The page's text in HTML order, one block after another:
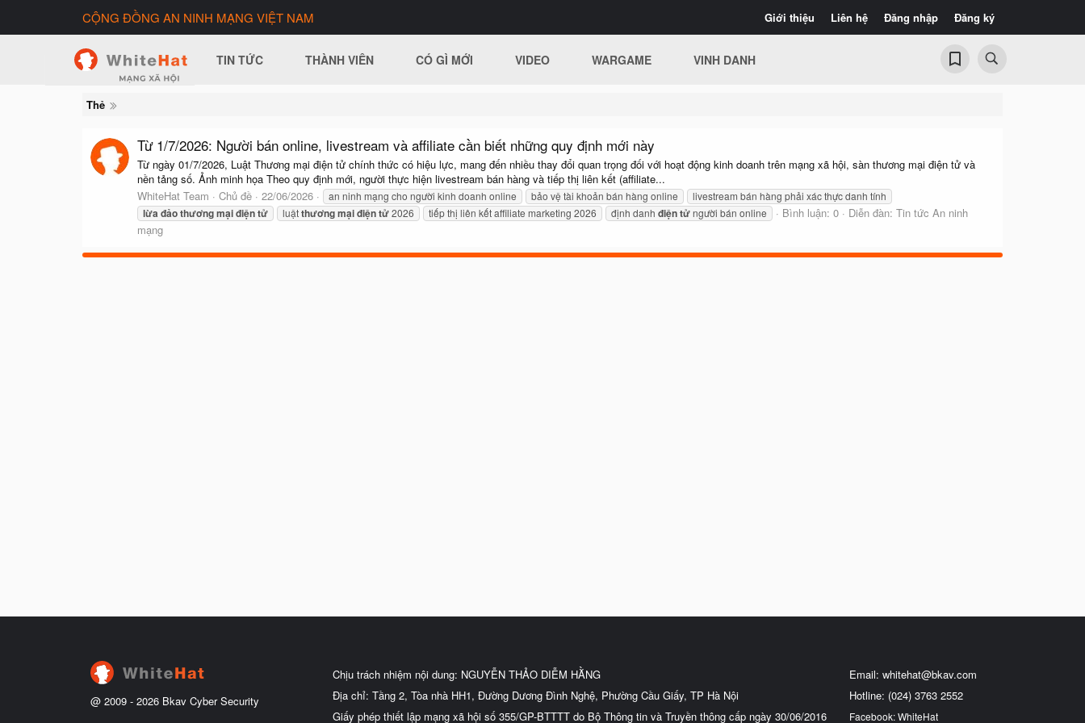
Giới thiệu Liên hệ Đăng nhập Đăng ký
CỘNG ĐỒNG AN NINH MẠNG VIỆT NAM
TIN TỨC THÀNH VIÊN CÓ GÌ MỚI VIDEO WARGAME VINH DANH
Thẻ
Từ 1/7/2026: Người bán online, livestream và affiliate cần biết những quy định mới này
Từ ngày 01/7/2026, Luật Thương mại điện tử chính thức có hiệu lực, mang đến nhiều thay đổi quan trọng đối với hoạt động kinh doanh trên mạng xã hội, sàn thương mại điện tử và
nền tảng số. Ảnh minh họa Theo quy định mới, người thực hiện livestream bán hàng và tiếp thị liên kết (affiliate...
WhiteHat Team
Chủ đề 22/06/2026 an ninh mạng cho người kinh doanh online bảo vệ tài khoản bán hàng online livestream bán hàng phải xác thực danh tính
lừa đảothươngmạiđiệntử luậtthươngmạiđiệntử2026 tiếp thị liên kết affiliate marketing 2026 định danh điệntửngười bán online Bình luận: 0 Diễn đàn: Tin tức An ninh
mạng
@ 2009 - 2026 Bkav Cyber Security
Chịu trách nhiệm nội dung: NGUYỄN THẢO DIỄM HẰNG
Địa chỉ: Tầng 2, Tòa nhà HH1, Đường Dương Đình Nghệ, Phường Cầu Giấy, TP Hà Nội
Giấy phép thiết lập mạng xã hội số 355/GP-BTTTT do Bộ Thông tin và Truyền thông cấp ngày 30/06/2016
Email: whitehat@bkav.com
Hotline: (024) 3763 2552
Facebook: WhiteHat